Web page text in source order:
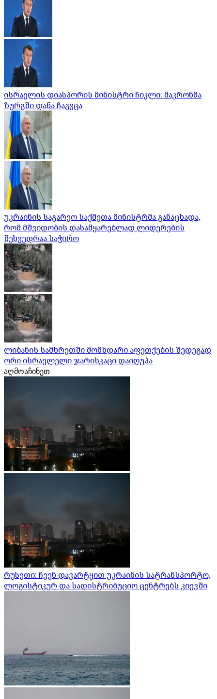
ისრაელის დიასპორის მინისტრი ჩიკლი: მაკრონმა
ზურგში დანა ჩაგვცა
უკრაინის საგარეო საქმეთა მინისტრმა განაცხადა,
რომ მშვიდობის დასამყარებლად ლიდერების
შეხვედრაა საჭირო
ლიბანის სამხრეთში მომხდარი აფეთქების შედეგად
ორი ისრაელელი ჯარისკაცი დაიღუპა
აღმოაჩინეთ
რუსეთი: ჩვენ დავარტყით უკრაინის სატრანსპორტო,
ლოგისტიკურ და სადისტრიბუციო ცენტრებს კიევში